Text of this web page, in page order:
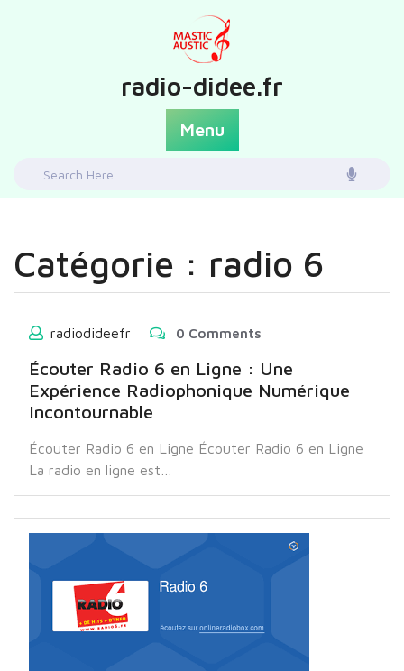
radio-didee.fr
Menu
Search
Catégorie : radio 6
radiodideefr 0 Comments
Écouter Radio 6 en Ligne : Une
Expérience Radiophonique Numérique
Incontournable
Écouter Radio 6 en Ligne Écouter Radio 6 en Ligne
La radio en ligne est…